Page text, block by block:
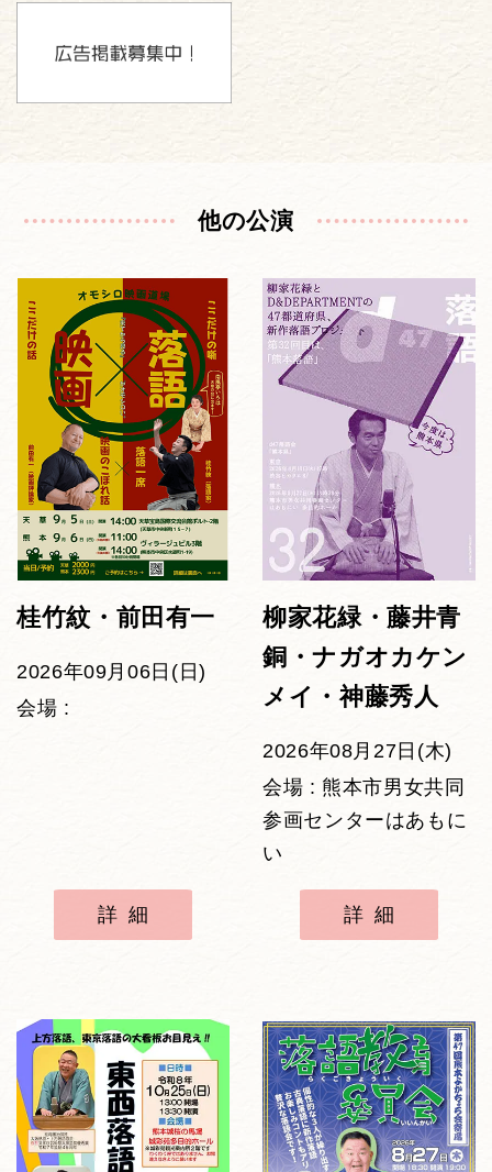
他の公演
桂竹紋・前田有一
2026年09月06日(日)
会場 :
詳細
柳家花緑・藤井青
銅・ナガオカケン
メイ・神藤秀人
2026年08月27日(木)
会場 : 熊本市男女共同
参画センターはあもに
い
詳細